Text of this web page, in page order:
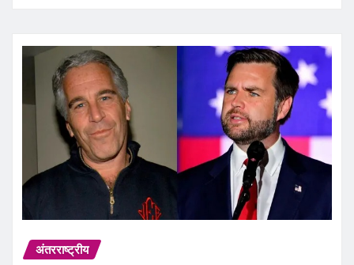
अंतरराष्ट्रीय